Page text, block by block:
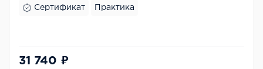
Сертификат Практика
31 740 ₽